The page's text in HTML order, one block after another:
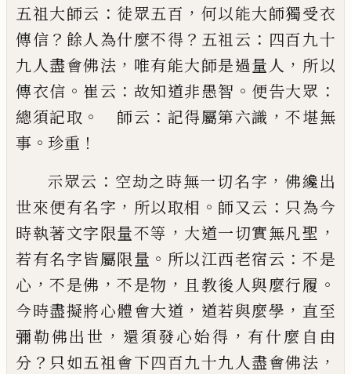
五祖大師云 ： 徒眾五百 ， 何以能大師獨受衣
傳信 ？ 餘人為什麼不得 ？ 五祖云 ： 四百九十
九人盡會佛法 ， 唯有能大師是過量人 ， 所以
傳衣信 。 崔云 ： 故知道非愚智 。 便告大眾 ：
總須記取 。 師云 ： 記得屬第六識 ，不堪無
事 。 珍重 ！
示眾云 ： 空劫之時無一切名字 ，佛纔出
世來便有名字 ， 所以取相 。 師又云 ： 只為今
時執著文字限量不等 ， 大道一切實無凡聖 ，
若有名字皆屬限量 。 所以江西老宿云 ：不是
心 ，不是佛 ，不是物 ， 且教後人與麼行履 。
今時盡擬將心體會大道 ， 道若與麼學 ， 直至
彌勒佛出世 ， 還須發心始得 ， 有什麼自由
分 ？ 只如五祖會下四百九十九人盡會佛法 ，